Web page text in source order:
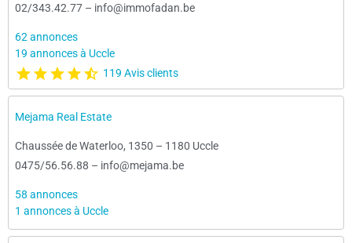
02/343.42.77 – info@immofadan.be
62 annonces
19 annonces à Uccle
119 Avis clients
Mejama Real Estate
Chaussée de Waterloo, 1350 – 1180 Uccle
0475/56.56.88 – info@mejama.be
58 annonces
1 annonces à Uccle